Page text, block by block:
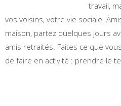
travail,
vos voisins, votre vie sociale.
maison, partez quelques jours
amis retraités. Faites ce que
de faire en activité : prendre le